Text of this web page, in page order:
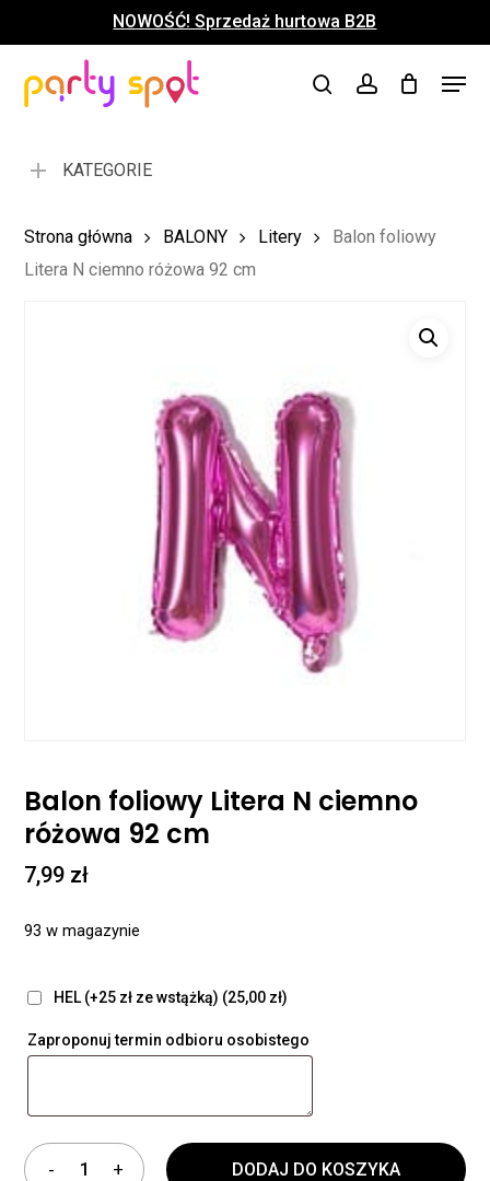
to
content
NOWOŚĆ! Sprzedaż hurtowa B2B
searchaccount
Menu
Koszyk Close
KATEGORIE
Strona główna BALONY Litery
Balon foliowy
Litera N ciemno różowa 92 cm
Balon foliowy Litera N ciemno
różowa 92 cm
7,99 zł
93 w magazynie
HEL (+25 zł ze wstążką) (25,00 zł)
Zaproponuj termin odbioru osobistego
DODAJ DO KOSZYKA
Menu